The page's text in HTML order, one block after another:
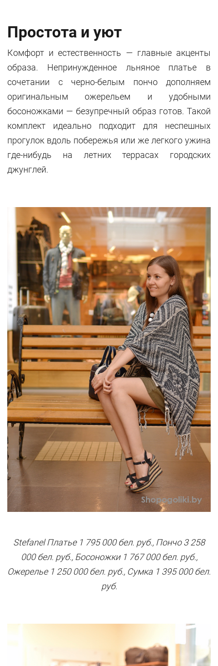
Простота и уют
Комфорт и естественность — главные акценты
образа. Непринужденное льняное платье в
сочетании с черно-белым пончо дополняем
оригинальным ожерельем и удобными
босоножками — безупречный образ готов. Такой
комплект идеально подходит для неспешных
прогулок вдоль побережья или же легкого ужина
где-нибудь на летних террасах городских
джунглей.
Stefanel Платье 1 795 000 бел. руб., Пончо 3 258
000 бел. руб., Босоножки 1 767 000 бел. руб.,
Ожерелье 1 250 000 бел. руб., Сумка 1 395 000 бел.
руб.